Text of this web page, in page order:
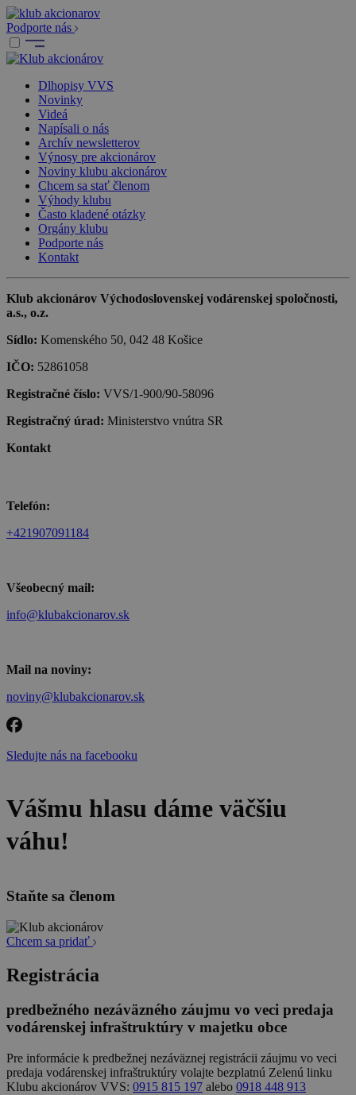
Podporte nás
Dlhopisy VVS
Novinky
Videá
Napísali o nás
Archív newsletterov
Výnosy pre akcionárov
Noviny klubu akcionárov
Chcem sa stať členom
Výhody klubu
Často kladené otázky
Orgány klubu
Podporte nás
Kontakt
Klub akcionárov Východoslovenskej vodárenskej spoločnosti,
a.s., o.z.
Sídlo: Komenského 50, 042 48 Košice
IČO: 52861058
Registračné číslo: VVS/1-900/90-58096
Registračný úrad: Ministerstvo vnútra SR
Kontakt
Telefón:
+421907091184
Všeobecný mail:
info@klubakcionarov.sk
Mail na noviny:
noviny@klubakcionarov.sk
Sledujte nás na facebooku
Vášmu hlasu dáme väčšiu
váhu!
Staňte sa členom
Chcem sa pridať
Registrácia
predbežného nezáväzného záujmu vo veci predaja
vodárenskej infraštruktúry v majetku obce
Pre informácie k predbežnej nezáväznej registrácii záujmu vo veci
predaja vodárenskej infraštruktúry volajte bezplatnú Zelenú linku
Klubu akcionárov VVS: 0915 815 197 alebo 0918 448 913